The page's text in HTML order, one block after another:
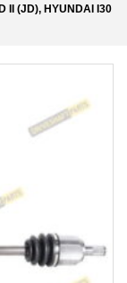
(JD), HYUNDAI I30